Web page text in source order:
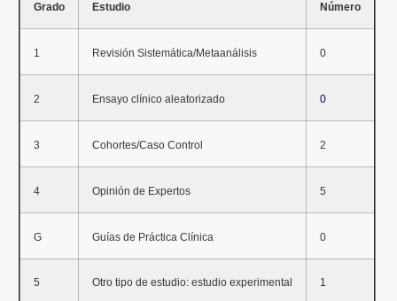
Grado Estudio Número
1 Revisión Sistemática/Metaanálisis 0
2 Ensayo clínico aleatorizado 0
3 Cohortes/Caso Control 2
4 Opinión de Expertos 5
G Guías de Práctica Clínica 0
5 Otro tipo de estudio: estudio experimental 1